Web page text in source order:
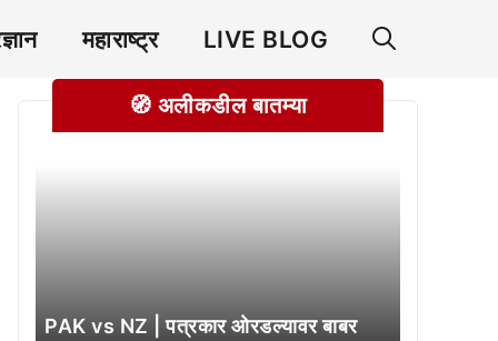
महाराष्ट्र LIVE BLOG
🧭 अलीकडील बातम्या
PAK vs NZ | पत्रकार ओरडल्यावर बाबर